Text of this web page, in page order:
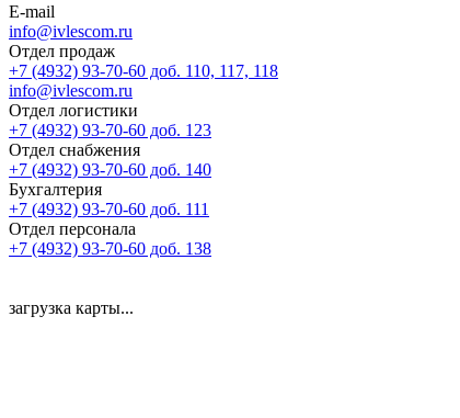
E-mail
info@ivlescom.ru
Отдел продаж
+7 (4932) 93-70-60 доб. 110, 117, 118
info@ivlescom.ru
Отдел логистики
+7 (4932) 93-70-60 доб. 123
Отдел снабжения
+7 (4932) 93-70-60 доб. 140
Бухгалтерия
+7 (4932) 93-70-60 доб. 111
Отдел персонала
+7 (4932) 93-70-60 доб. 138
загрузка карты...